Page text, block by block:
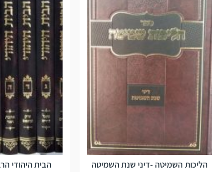
הליכות השמיטה -דיני שנת השמיטה הבית היהודי